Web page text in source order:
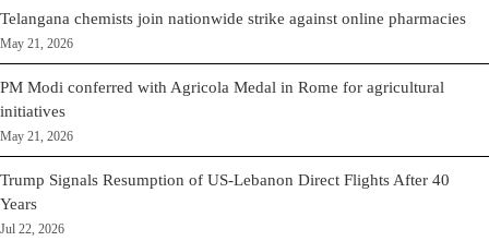
Telangana chemists join nationwide strike against online pharmacies
May 21, 2026
PM Modi conferred with Agricola Medal in Rome for agricultural
initiatives
May 21, 2026
Trump Signals Resumption of US-Lebanon Direct Flights After 40
Years
Jul 22, 2026